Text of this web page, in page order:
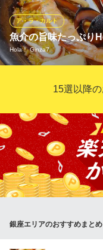
CHEESE KITCHEN
大人のチーズ専門店
地下鉄有楽町線銀座
東京都中央区銀座2-2-14
魚介の旨味たっぷり
Hola！ Ginza7
ア・ラ・カルト
当店名物「天使海老の
出汁で仕上げます。ぷ
Hola！ Ginza7
本格派スペイン料理
地下鉄丸ノ内線銀座
東京都中央区銀座7-2-11 菊
15選以降
銀座エリアのおすすめまとめ